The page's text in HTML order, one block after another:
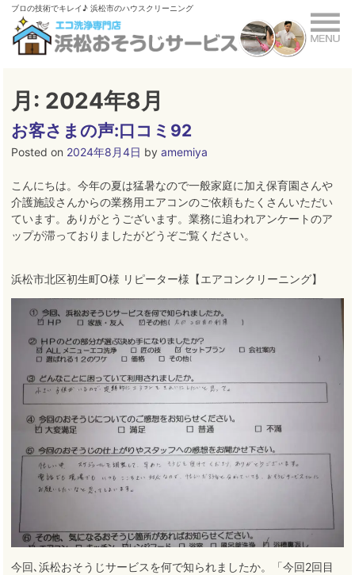
Skip
content
ブロの技術でキレイ♪ 浜松市のハウスクリーニング
月: 2024年8月
お客さまの声:口コミ92
Posted on 2024年8月4日 byamemiya
こんにちは。今年の夏は猛暑なので一般家庭に加え保育園さんや
介護施設さんからの業務用エアコンのご依頼もたくさんいただい
ています。ありがとうございます。業務に追われアンケートのア
ップが滞っておりましたがどうぞご覧ください。
浜松市北区初生町O様 リピーター様【エアコンクリーニング】
今回､浜松おそうじサービスを何で知られましたか。「今回2回目